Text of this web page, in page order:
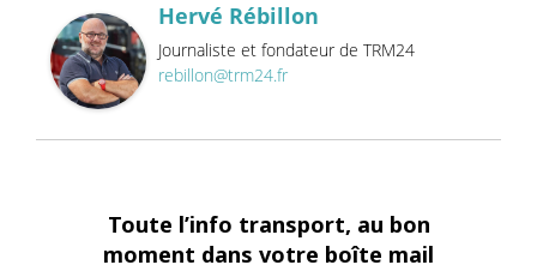
Hervé Rébillon
Journaliste et fondateur de TRM24
rebillon@trm24.fr
Toute l’info transport, au bon
moment dans votre boîte mail